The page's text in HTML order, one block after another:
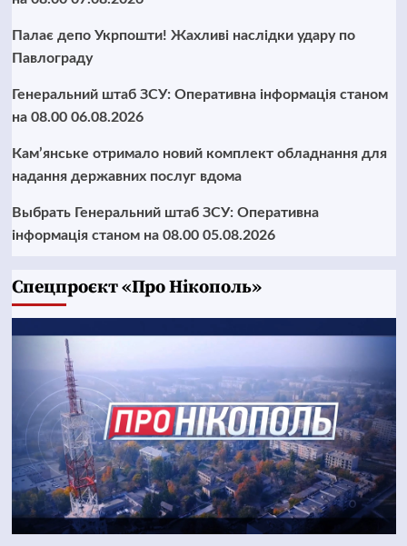
Палає депо Укрпошти! Жахливі наслідки удару по
Павлограду
Генеральний штаб ЗСУ: Оперативна інформація станом
на 08.00 06.08.2026
Кам’янське отримало новий комплект обладнання для
надання державних послуг вдома
Выбрать Генеральний штаб ЗСУ: Оперативна
інформація станом на 08.00 05.08.2026
Cпецпроєкт «Про Нікополь»